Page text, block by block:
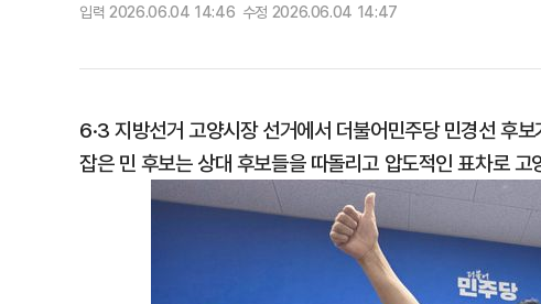
입력 2026.06.04 14:46 수정 2026.06.04 14:47
6·3 지방선거 고양시장 선거에서 더불어민주당 민경선 후
잡은 민 후보는 상대 후보들을 따돌리고 압도적인 표차로